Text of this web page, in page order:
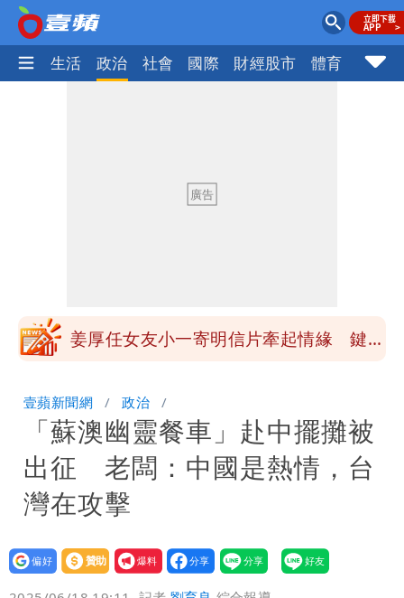
尚 生活 政治 社會 國際 財經股市 體育 壹蘋
吳子嘉斷言：綠營「這縣市」恐一屍五
週雨越下越大
姜厚任女友小一寄明信片牽起情緣 鍵盤
萬 素顏進擊新生活圈（壹蘋10點強
打）
騙慈濟10億！無良女律師曾宣導反詐
嗆被害者「愚痴」超諷刺
鄭朝方曬3人合照 網友一看秒懂：竹北
接班人「終於有消息了」
台玻夫人長子最後9年很痛苦 親友批徐
莉玲「冷血媽媽」
35歲早餐不吃鐵板麵？釣出一票人點
壹蘋新聞網 政治
「蘇澳幽靈餐車」赴中擺攤被
出征 老闆：中國是熱情，台
灣在攻擊
設為
贊助
我要
爆料